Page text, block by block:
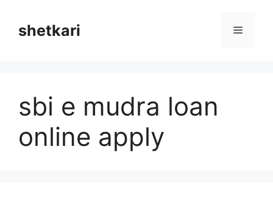
contentshetkari Menu
sbi e mudra loan
online apply